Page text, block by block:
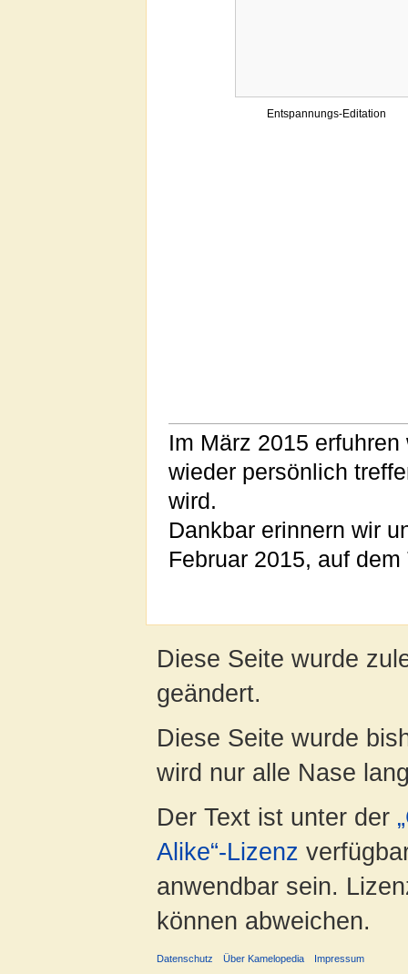
Entspannungs-Editation
Im März 2015
wieder persönlich
wird.
Dankbar erinnern wir
Februar 2015, auf
Diese Seite wurde
geändert.
Diese Seite wurde
wird nur alle Nase
Der Text ist unter der
Alike“-Lizenz
anwendbar sein.
können abweichen.
Datenschutz Über Kamelopedia Impressum